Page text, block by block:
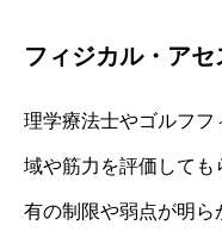
フィジカル・ア
理学療法士やゴルフフ
域や筋力を評価して
有の制限や弱点が明ら